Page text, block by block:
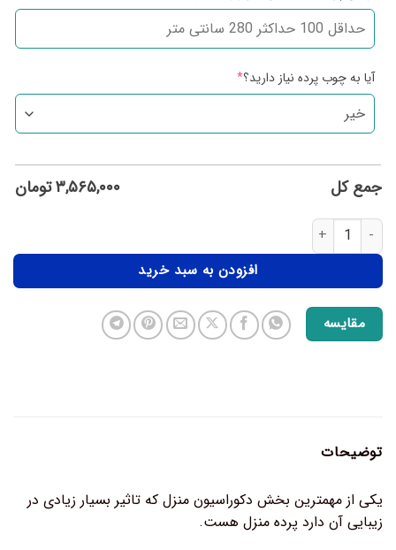
آیا به چوب پرده نیاز دارید؟*
جمع کل ۳,۵۶۵,۰۰۰تومان
افزودن به سبد خرید
مقایسه
توضیحات
یکی از مهمترین بخش دکوراسیون منزل که تاثیر بسیار زیادی در
زیبایی آن دارد پرده منزل هست.